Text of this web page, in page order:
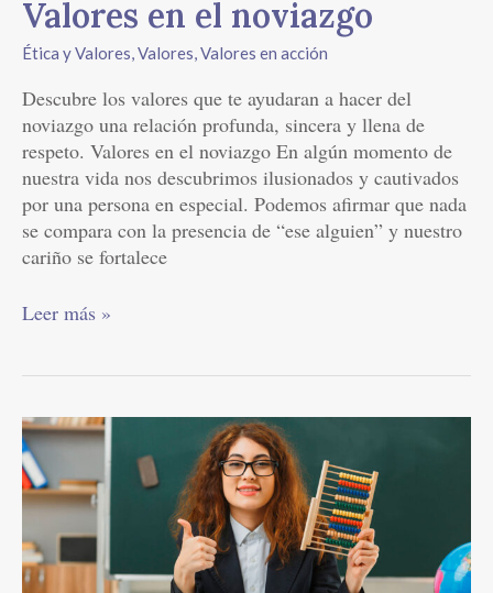
Valores en el noviazgo
Ética y Valores,Valores,Valores en acción
Descubre los valores que te ayudaran a hacer del
noviazgo una relación profunda, sincera y llena de
respeto. Valores en el noviazgo En algún momento de
nuestra vida nos descubrimos ilusionados y cautivados
por una persona en especial. Podemos afirmar que nada
se compara con la presencia de “ese alguien” y nuestro
cariño se fortalece
Leer más »
Valores
para
profesores